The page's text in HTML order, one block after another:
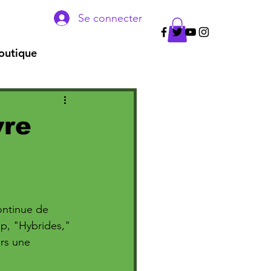
Se connecter
de
"Hybrides,"
une